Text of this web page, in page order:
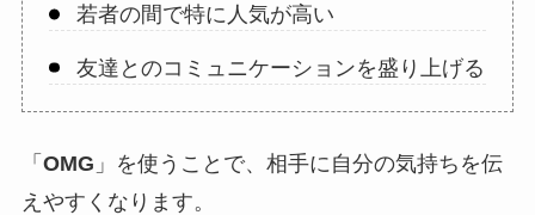
若者の間で特に人気が高い
友達とのコミュニケーションを盛り上げる
「 OMG 」を使うことで、相手に自分の気持ちを伝
えやすくなります。